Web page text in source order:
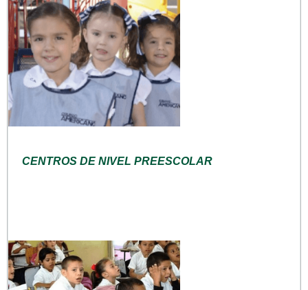
CENTROS DE NIVEL PREESCOLAR